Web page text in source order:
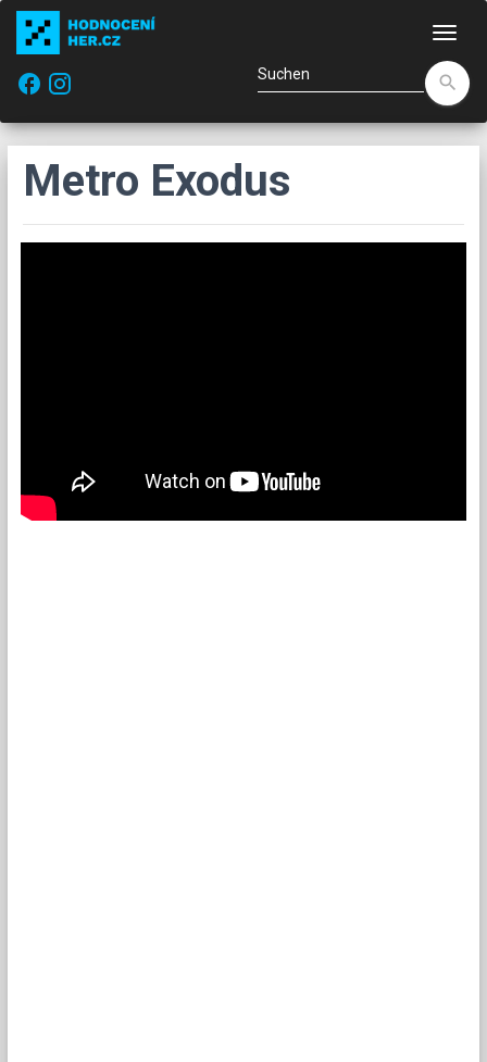
facebook
search
Metro Exodus